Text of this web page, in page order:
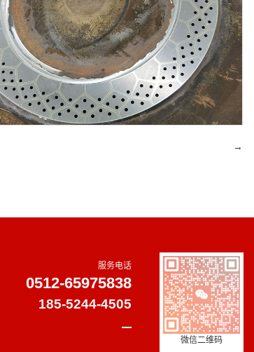
→
服务电话
0512-65975838
185-5244-4505
微信二维码